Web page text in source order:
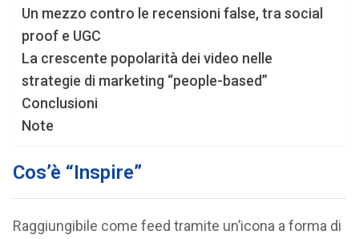
Un mezzo contro le recensioni false, tra social
proof e UGC
La crescente popolarità dei video nelle
strategie di marketing “people-based”
Conclusioni
Note
Cos’è “Inspire”
Raggiungibile come feed tramite un’icona a forma di